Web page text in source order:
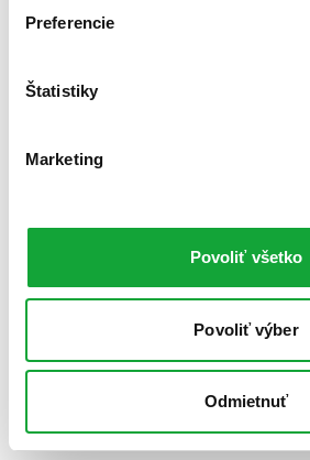
Preferencie
Štatistiky
Marketing
Povoliť všetko
Povoliť výber
Odmietnuť